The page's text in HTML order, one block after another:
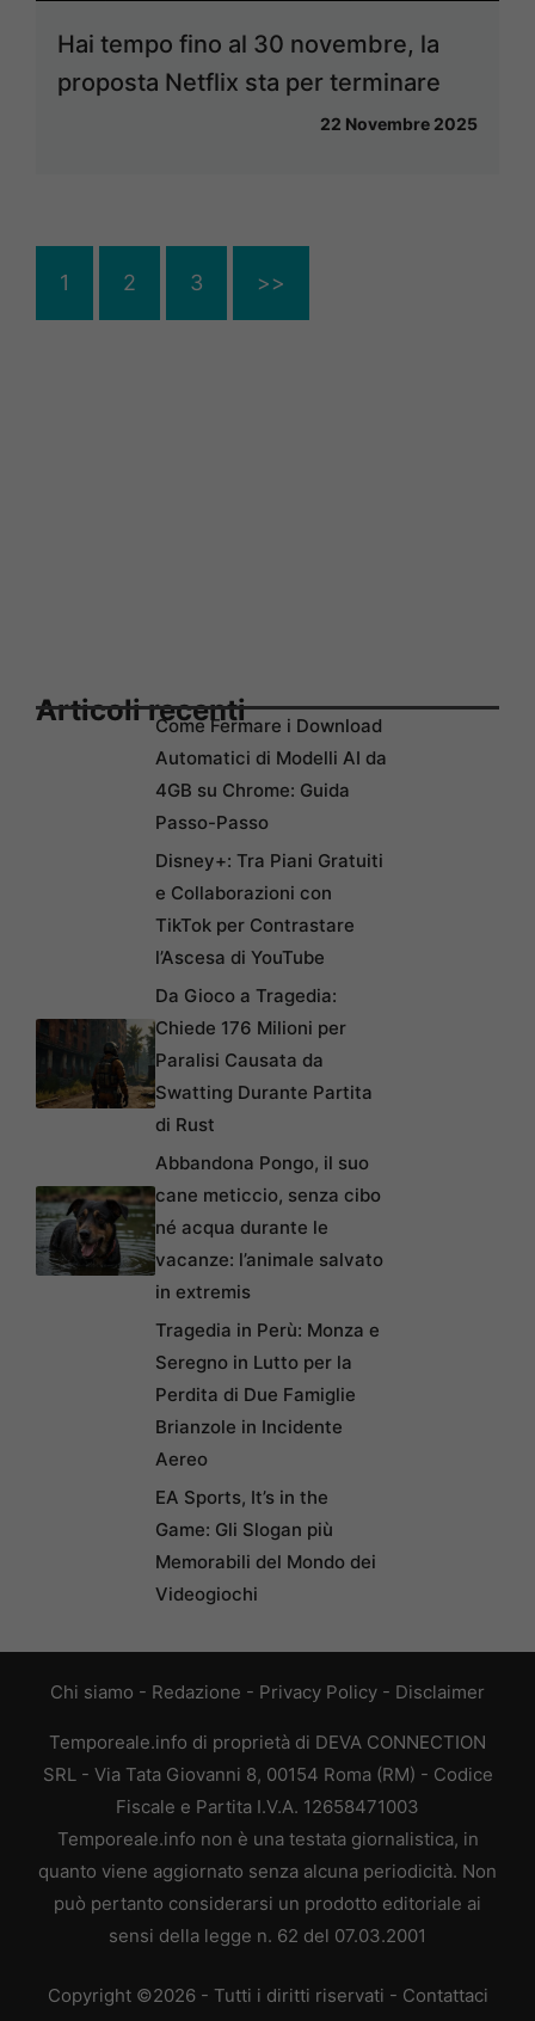
Hai tempo fino al 30 novembre, la
proposta Netflix sta per terminare
22 Novembre 2025
1 2 3 >>
Articoli recentiCome Fermare i Download
Automatici di Modelli AI da
4GB su Chrome: Guida
Passo-Passo
Disney+: Tra Piani Gratuiti
e Collaborazioni con
TikTok per Contrastare
l’Ascesa di YouTube
Da Gioco a Tragedia:
Chiede 176 Milioni per
Paralisi Causata da
Swatting Durante Partita
di Rust
Abbandona Pongo, il suo
cane meticcio, senza cibo
né acqua durante le
vacanze: l’animale salvato
in extremis
Tragedia in Perù: Monza e
Seregno in Lutto per la
Perdita di Due Famiglie
Brianzole in Incidente
Aereo
EA Sports, It’s in the
Game: Gli Slogan più
Memorabili del Mondo dei
Videogiochi
Chi siamo - Redazione - Privacy Policy - Disclaimer
Temporeale.info di proprietà di DEVA CONNECTION
SRL - Via Tata Giovanni 8, 00154 Roma (RM) - Codice
Fiscale e Partita I.V.A. 12658471003
Temporeale.info non è una testata giornalistica, in
quanto viene aggiornato senza alcuna periodicità. Non
può pertanto considerarsi un prodotto editoriale ai
sensi della legge n. 62 del 07.03.2001
Copyright ©2026 - Tutti i diritti riservati - Contattaci